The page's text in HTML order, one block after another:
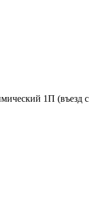
1П (въезд с